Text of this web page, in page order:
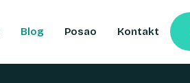
Blog Posao Kontakt